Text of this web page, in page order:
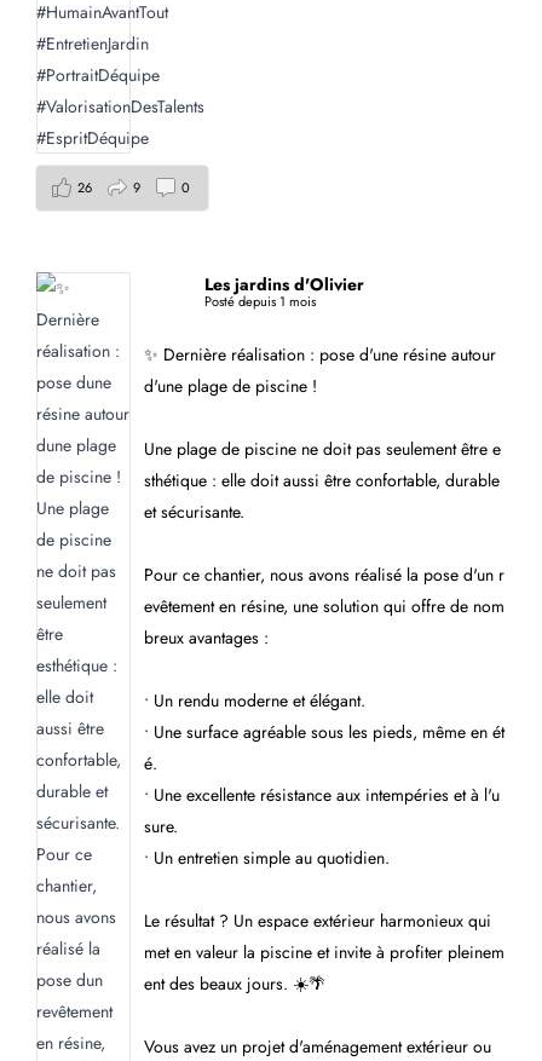
26 9 0
Les jardins d'Olivier
Posté depuis 1 mois
✨ Dernière réalisation : pose d'une résine autour
d'une plage de piscine !
Une plage de piscine ne doit pas seulement être e
sthétique : elle doit aussi être confortable, durable
et sécurisante.
Pour ce chantier, nous avons réalisé la pose d'un r
evêtement en résine, une solution qui offre de nom
breux avantages :
• Un rendu moderne et élégant.
• Une surface agréable sous les pieds, même en ét
é.
• Une excellente résistance aux intempéries et à l'u
sure.
• Un entretien simple au quotidien.
Le résultat ? Un espace extérieur harmonieux qui
met en valeur la piscine et invite à profiter pleinem
ent des beaux jours. ☀️🌴
Vous avez un projet d'aménagement extérieur ou